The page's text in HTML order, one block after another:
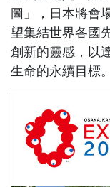
圖」，日本將會
望集結世界各國
創新的靈感，以
生命的永續目標。